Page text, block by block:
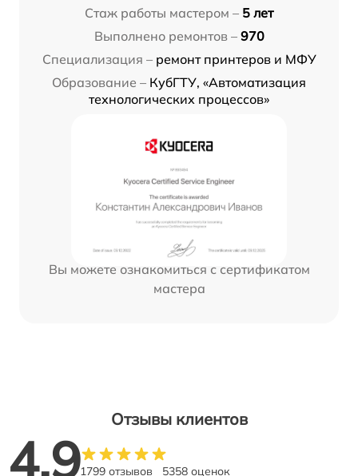
Стаж работы мастером – 5 лет
Выполнено ремонтов – 970
Специализация – ремонт принтеров и МФУ
Образование – КубГТУ, «Автоматизация
технологических процессов»
Вы можете ознакомиться с сертификатом
мастера
Отзывы клиентов
4.91799 отзывов 5358 оценок